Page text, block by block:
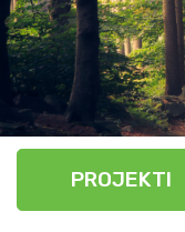
PROJEKTI